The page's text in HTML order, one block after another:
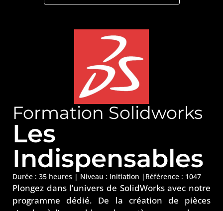
Formation Solidworks
Les
Indispensables
Durée : 35 heures | Niveau : Initiation | Référence : 1047
Plongez dans l’univers de SolidWorks avec notre
programme dédié. De la création de pièces